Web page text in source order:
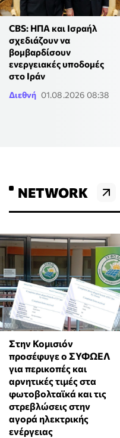
CBS: ΗΠΑ και Ισραήλ
σχεδιάζουν να
βομβαρδίσουν
ενεργειακές υποδομές
στο Ιράν
Διεθνή 01.08.2026 08:38
NETWORK
Στην Κομισιόν
προσέφυγε ο ΣΥΦΩΕΛ
για περικοπές και
αρνητικές τιμές στα
φωτοβολταϊκά και τις
στρεβλώσεις στην
αγορά ηλεκτρικής
ενέργειας